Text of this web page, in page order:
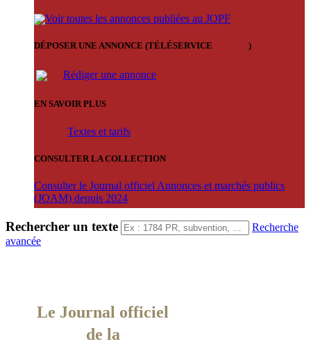
Voir toutes les annonces publiées au JOPF
DÉPOSER UNE ANNONCE (TÉLÉSERVICE )
Rédiger une annonce
EN SAVOIR PLUS
Textes et tarifs
CONSULTER LA COLLECTION
Consulter le Journal officiel Annonces et marchés publics
(JOAM) depuis 2024
Rechercher un texte
Recherche
avancée
Le Journal officiel
de la